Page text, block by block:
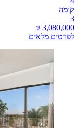
קומה
3
לפרטים מלאים